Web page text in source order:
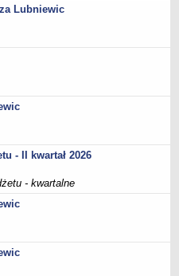
zachodniej części m.
jeziora Lubniewsko
Lubniewic
- II kwartał 2026
- kwartalne